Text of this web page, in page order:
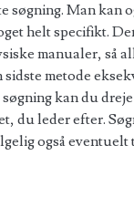
søgning. Man kan
helt specifikt.
manualer, så
metode
kan du
du leder efter.
også